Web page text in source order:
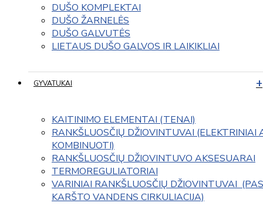
DUŠO KOMPLEKTAI
DUŠO ŽARNELĖS
DUŠO GALVUTĖS
LIETAUS DUŠO GALVOS IR LAIKIKLIAI
GYVATUKAI
KAITINIMO ELEMENTAI (TENAI)
RANKŠLUOSČIŲ DŽIOVINTUVAI (ELEKTRINIAI
KOMBINUOTI)
RANKŠLUOSČIŲ DŽIOVINTUVO AKSESUARAI
TERMOREGULIATORIAI
VARINIAI RANKŠLUOSČIŲ DŽIOVINTUVAI
KARŠTO VANDENS CIRKULIACIJA)